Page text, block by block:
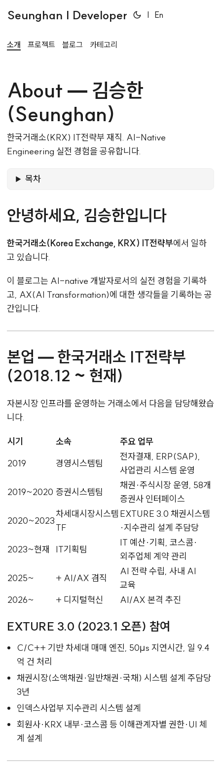
Seunghan | Developer | En
소개 프로젝트 블로그 카테고리
About — 김승한
(Seunghan)
한국거래소(KRX) IT전략부 재직. AI-Native
Engineering 실전 경험을 공유합니다.
목차
안녕하세요, 김승한입니다
한국거래소(Korea Exchange, KRX) IT전략부에서 일하
고 있습니다.
이 블로그는 AI-native 개발자로서의 실전 경험을 기록하
고, AX(AI Transformation)에 대한 생각들을 기록하는 공
간입니다.
본업 — 한국거래소 IT전략부
(2018.12 ~ 현재)
자본시장 인프라를 운영하는 거래소에서 다음을 담당해왔습
니다.
시기 소속
주요 업무
2019
경영시스템팀
전자결재, ERP(SAP),
사업관리 시스템 운영
2019~2020 증권시스템팀
채권·주식시장 운영, 58개
증권사 인터페이스
2020~2023
차세대시장시스템
TF
EXTURE 3.0 채권시스템
·지수관리 설계 주담당
2023~현재
IT기획팀
IT 예산·기획, 코스콤·
외주업체 계약 관리
2025~
+ AI/AX 겸직
AI 전략 수립, 사내 AI
교육
2026~
+ 디지털혁신 AI/AX 본격 추진
EXTURE 3.0 (2023.1 오픈) 참여
C/C++ 기반 차세대 매매 엔진, 50µs 지연시간, 일 9.4
억 건 처리
채권시장(소액채권·일반채권·국채) 시스템 설계 주담당
3년
인덱스사업부 지수관리 시스템 설계
회원사·KRX 내부·코스콤 등 이해관계자별 권한·UI 체
계 설계